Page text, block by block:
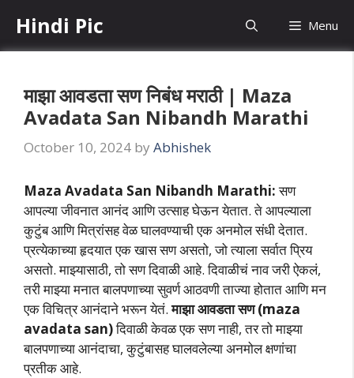
content
Hindi Pic Menu
माझा आवडता सण निबंध मराठी | Maza
Avadata San Nibandh Marathi
October 10, 2024 by Abhishek
Maza Avadata San Nibandh Marathi:सण
आपल्या जीवनात आनंद आणि उत्साह घेऊन येतात. ते आपल्याला
कुटुंब आणि मित्रांसह वेळ घालवण्याची एक अनमोल संधी देतात.
प्रत्येकाच्या हृदयात एक खास सण असतो, जो त्याला सर्वात प्रिय
असतो. माझ्यासाठी, तो सण दिवाळी आहे. दिवाळीचं नाव जरी ऐकलं,
तरी माझ्या मनात बालपणाच्या सुवर्ण आठवणी ताज्या होतात आणि मन
एक विचित्र आनंदाने भरून येतं.माझा आवडता सण (maza
avadata san)दिवाळी केवळ एक सण नाही, तर तो माझ्या
बालपणाच्या आनंदाचा, कुटुंबासह घालवलेल्या अनमोल क्षणांचा
प्रतीक आहे.